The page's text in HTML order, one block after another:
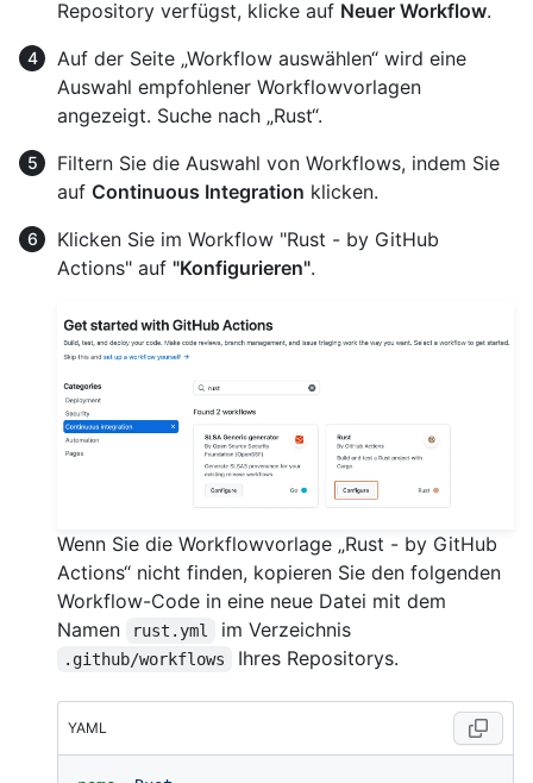
Repository verfügst, klicke auf Neuer Workflow.
Auf der Seite „Workflow auswählen“ wird eine
Auswahl empfohlener Workflowvorlagen
angezeigt. Suche nach „Rust“.
Filtern Sie die Auswahl von Workflows, indem Sie
auf Continuous Integration klicken.
Klicken Sie im Workflow "Rust - by GitHub
Actions" auf "Konfigurieren".
Wenn Sie die Workflowvorlage „Rust - by GitHub
Actions“ nicht finden, kopieren Sie den folgenden
Workflow-Code in eine neue Datei mit dem
Namen
rust.yml im Verzeichnis
.github/workflows Ihres Repositorys.
YAML